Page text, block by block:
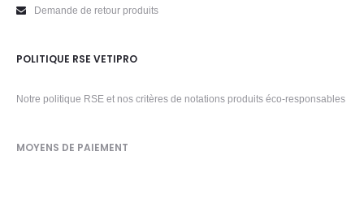
Demande de retour produits
POLITIQUE RSE VETIPRO
Notre politique RSE et nos critères de notations produits éco-responsables
MOYENS DE PAIEMENT